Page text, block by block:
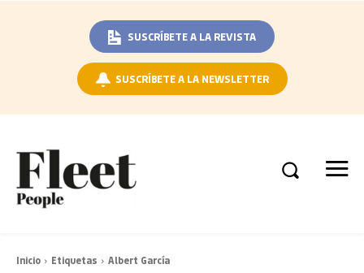
SUSCRÍBETE A LA REVISTA
SUSCRÍBETE A LA NEWSLETTER
Inicio Etiquetas Albert García